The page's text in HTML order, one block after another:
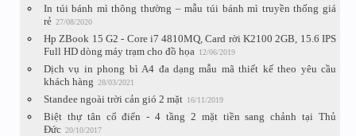
In túi bánh mì thông thường – mẫu túi bánh mì truyền thống giá
rẻ 27/08/2020
Hp ZBook 15 G2 - Core i7 4810MQ, Card rời K2100 2GB, 15.6 IPS
Full HD dòng máy trạm cho đồ họa 12/06/2019
Dịch vụ in phong bì A4 đa dạng mẫu mã thiết kế theo yêu cầu
khách hàng 28/03/2021
Standee ngoài trời cản gió 2 mặt 16/11/2019
Biệt thự tân cổ điển - 4 tầng 2 mặt tiền sang chảnh tại Thủ
Đức 20/10/2017